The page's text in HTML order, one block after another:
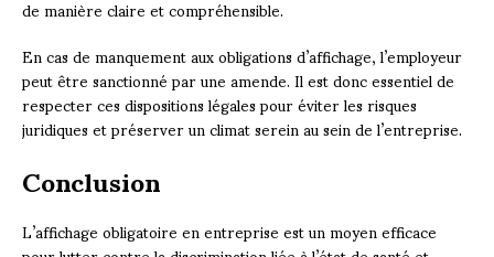
de manière claire et compréhensible.
En cas de manquement aux obligations d’affichage, l’employeur
peut être sanctionné par une amende. Il est donc essentiel de
respecter ces dispositions légales pour éviter les risques
juridiques et préserver un climat serein au sein de l’entreprise.
Conclusion
L’affichage obligatoire en entreprise est un moyen efficace